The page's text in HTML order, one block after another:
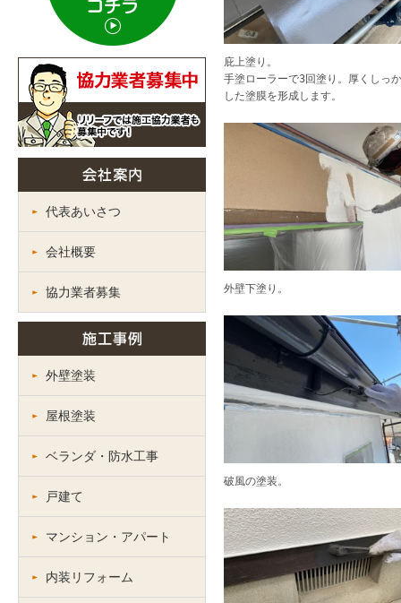
庇上塗り。
手塗ローラーで3回塗り。厚くしっ
した塗膜を形成します。
外壁下塗り。
破風の塗装。
代表あいさつ
会社概要
協力業者募集
外壁塗装
屋根塗装
ベランダ・防水工事
戸建て
マンション・アパート
内装リフォーム